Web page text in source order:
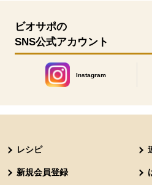
ビオサポの
SNS公式アカウント
Instagram
別のウィンドウで開きます。
レシピ
新規会員登録